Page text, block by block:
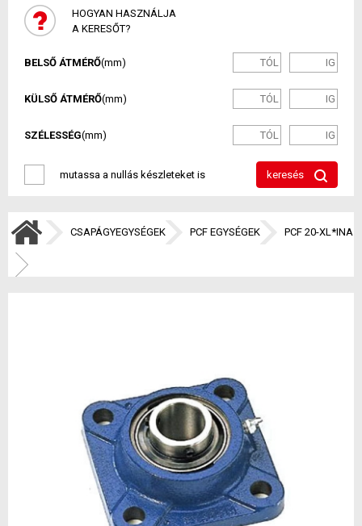
HOGYAN HASZNÁLJA
A KERESŐT?
BELSŐ ÁTMÉRŐ(mm)
KÜLSŐ ÁTMÉRŐ(mm)
SZÉLESSÉG(mm)
mutassa a nullás készleteket is keresés
CSAPÁGYEGYSÉGEK PCF EGYSÉGEK PCF 20-XL*INA